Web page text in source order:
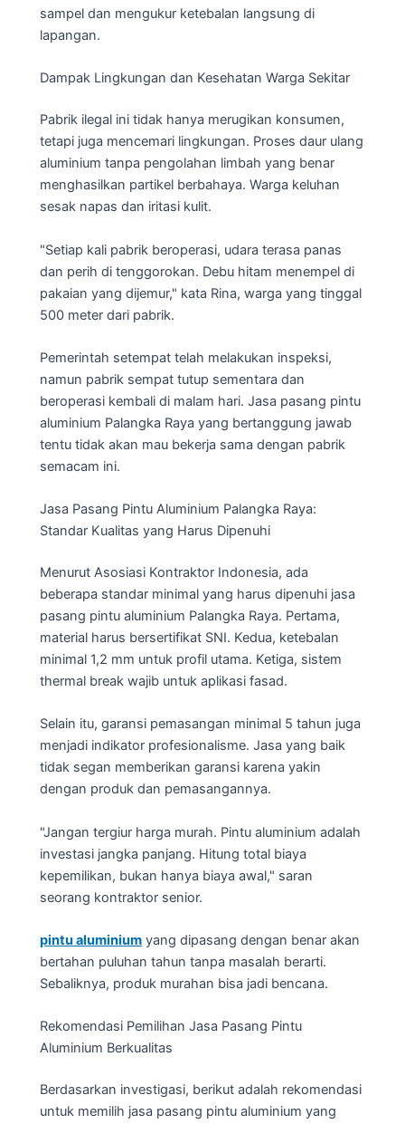
sampel dan mengukur ketebalan langsung di
lapangan.
Dampak Lingkungan dan Kesehatan Warga Sekitar
Pabrik ilegal ini tidak hanya merugikan konsumen,
tetapi juga mencemari lingkungan. Proses daur ulang
aluminium tanpa pengolahan limbah yang benar
menghasilkan partikel berbahaya. Warga keluhan
sesak napas dan iritasi kulit.
"Setiap kali pabrik beroperasi, udara terasa panas
dan perih di tenggorokan. Debu hitam menempel di
pakaian yang dijemur," kata Rina, warga yang tinggal
500 meter dari pabrik.
Pemerintah setempat telah melakukan inspeksi,
namun pabrik sempat tutup sementara dan
beroperasi kembali di malam hari. Jasa pasang pintu
aluminium Palangka Raya yang bertanggung jawab
tentu tidak akan mau bekerja sama dengan pabrik
semacam ini.
Jasa Pasang Pintu Aluminium Palangka Raya:
Standar Kualitas yang Harus Dipenuhi
Menurut Asosiasi Kontraktor Indonesia, ada
beberapa standar minimal yang harus dipenuhi jasa
pasang pintu aluminium Palangka Raya. Pertama,
material harus bersertifikat SNI. Kedua, ketebalan
minimal 1,2 mm untuk profil utama. Ketiga, sistem
thermal break wajib untuk aplikasi fasad.
Selain itu, garansi pemasangan minimal 5 tahun juga
menjadi indikator profesionalisme. Jasa yang baik
tidak segan memberikan garansi karena yakin
dengan produk dan pemasangannya.
"Jangan tergiur harga murah. Pintu aluminium adalah
investasi jangka panjang. Hitung total biaya
kepemilikan, bukan hanya biaya awal," saran
seorang kontraktor senior.
pintu aluminium yang dipasang dengan benar akan
bertahan puluhan tahun tanpa masalah berarti.
Sebaliknya, produk murahan bisa jadi bencana.
Rekomendasi Pemilihan Jasa Pasang Pintu
Aluminium Berkualitas
Berdasarkan investigasi, berikut adalah rekomendasi
untuk memilih jasa pasang pintu aluminium yang